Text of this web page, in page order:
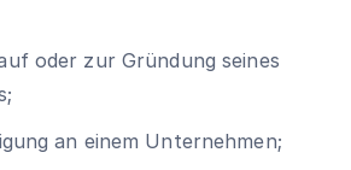
zur Gründung seines
an einem Unternehmen;